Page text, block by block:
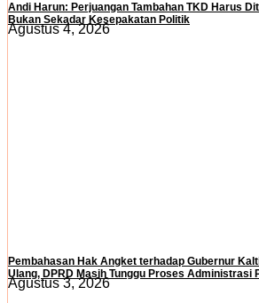
Andi Harun: Perjuangan Tambahan TKD Harus
Bukan Sekadar Kesepakatan Politik
Agustus 4, 2026
Pembahasan Hak Angket terhadap Gubernur
Ulang, DPRD Masih Tunggu Proses Administrasi
Agustus 3, 2026